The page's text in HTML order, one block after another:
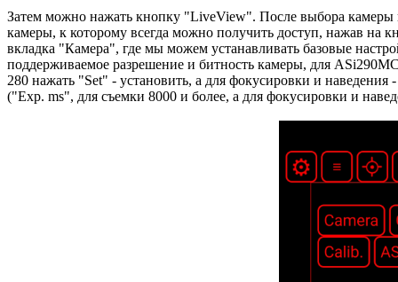
Затем можно нажать кнопку "LiveView". После выбора камеры
камеры, к которому всегда можно получить доступ, нажав на
вкладка "Камера", где мы можем устанавливать базовые
поддерживаемое разрешение и битность камеры, для
280 нажать "Set" - установить, а для фокусировки и
("Exp. ms", для съемки 8000 и более, а для фокусировки и